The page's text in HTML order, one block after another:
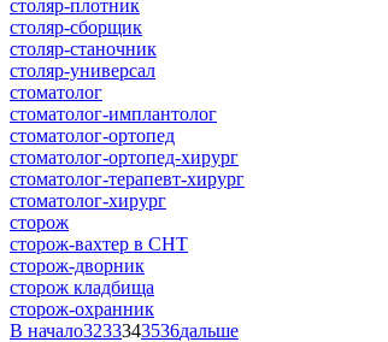
столяр-плотник
столяр-сборщик
столяр-станочник
столяр-универсал
стоматолог
стоматолог-имплантолог
стоматолог-ортопед
стоматолог-ортопед-хирург
стоматолог-терапевт-хирург
стоматолог-хирург
сторож
сторож-вахтер в СНТ
сторож-дворник
сторож кладбища
сторож-охранник
В начало3233343536дальше